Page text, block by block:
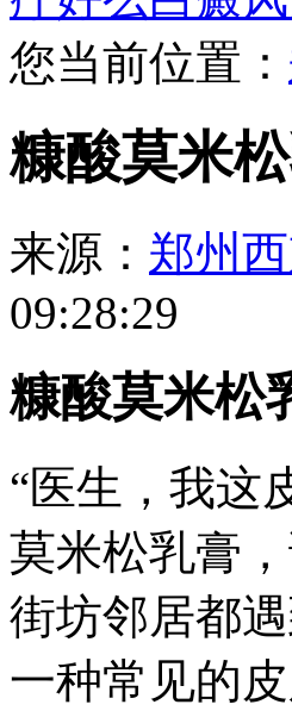
您当前位置：
糠酸莫米
来源： 郑州
09:28:29
糠酸莫米松
“医生，我这
莫米松乳膏
街坊邻居都
一种常见的